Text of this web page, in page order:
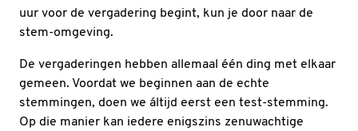
uur voor de vergadering begint, kun je door naar de
stem-omgeving.
De vergaderingen hebben allemaal één ding met elkaar
gemeen. Voordat we beginnen aan de echte
stemmingen, doen we áltijd eerst een test-stemming.
Op die manier kan iedere enigszins zenuwachtige